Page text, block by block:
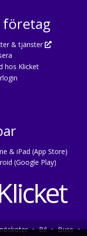
företag
& tjänster
hos Klicket
& iPad (App Store)
(Google Play)
• Bil • Buss •